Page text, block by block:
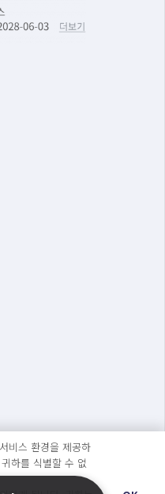
사람들
비스 환경을 제공하
하를 식별할 수 없